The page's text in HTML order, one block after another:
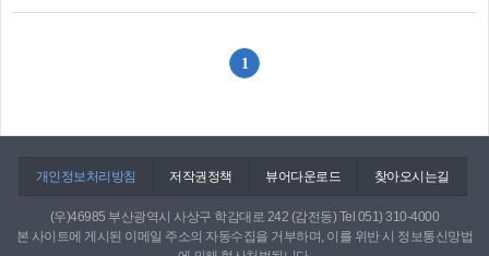
돌이 되어 왔을 뿐만 아니라 주민들이 각종 소음과
분진들로 인해 여름철에는 시원하게 창문 한 번 열
민들이 하나 둘씩 떠나기 시작하면서 덕포는 더욱
더 상황이 나빠져만 갔습니다.하지만 아직까지 한
고 있는 모습을 보면서 우리 구청을 방문하는 민원
보았습니다.주차장 협소문제는 어제 오늘의 일이
아니라 청사 건립 시에 이미 예견된 일이었으며,
변 부지 매입비는 계속해서 상승하고 있는 것이 현
가 어렵다고 이야기하지만 미리부터 적극적으로
대처했더라면 하는 아쉬움이 남습니다. 지금이라
편함을 드리고 있는 실정입니다.이를 해결하기 위해 우선 공용차량
및 직원차량은 지하 및 보건소 하부 주차장 이용을 의무화하여 1층에
있다는 말씀을 드리며, 빠른 시일 내에 근본적인 대책을 마련하여 구
지주차장 관리요원 형평성 확보 대책 및 휴일 무단주차에 따른 불편
최소화 방안에 대한 답변현재 우리 구 주거지주차장은 83개소, 2천
1
개인정보처리방침 저작권정책 뷰어다운로드 찾아오시는길
(우)46985 부산광역시 사상구 학감대로 242 (감전동) Tel 051) 310-4000
본 사이트에 게시된 이메일 주소의 자동수집을 거부하며, 이를 위반 시 정보통신망법